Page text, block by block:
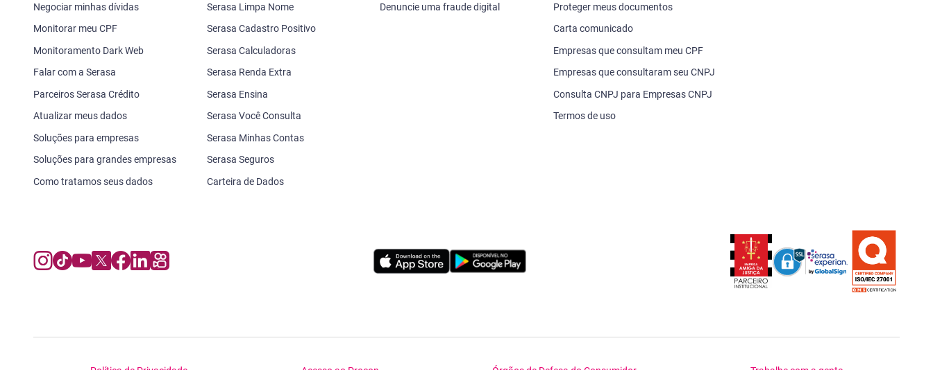
Negociar minhas dívidas
Monitorar meu CPF
Monitoramento Dark Web
Falar com a Serasa
Parceiros Serasa Crédito
Atualizar meus dados
Soluções para empresas
Soluções para grandes empresas
Como tratamos seus dados
Serasa Limpa Nome
Serasa Cadastro Positivo
Serasa Calculadoras
Serasa Renda Extra
Serasa Ensina
Serasa Você Consulta
Serasa Minhas Contas
Serasa Seguros
Carteira de Dados
Denuncie uma fraude digital
Proteger meus documentos
Carta comunicado
Empresas que consultam meu CPF
Empresas que consultaram seu CNPJ
Consulta CNPJ para Empresas CNPJ
Termos de uso